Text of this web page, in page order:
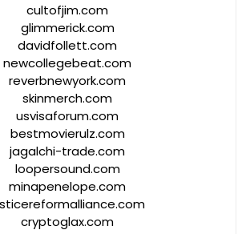
cultofjim.com
glimmerick.com
davidfollett.com
newcollegebeat.com
reverbnewyork.com
skinmerch.com
usvisaforum.com
bestmovierulz.com
jagalchi-trade.com
loopersound.com
minapenelope.com
cryptoglax.com